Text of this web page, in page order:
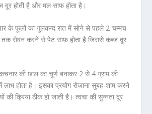
होती है और मल साफ होता है।
के फूलों का गुलकन्द रात में सोने से पहले 2 चम्मच
तक सेवन करने से पेट साफ़ होता है जिससे कब्ज दूर
की छाल का चूर्ण बनाकर 2 से 4 ग्राम की
लाभ होता है। इसका प्रयोग रोजाना सुबह-शाम करने
की क्रिया ठीक हो जाती है। त्वचा की सुन्नता दूर